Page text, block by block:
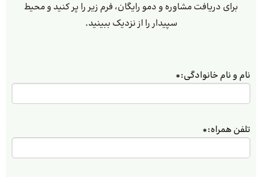
برای دریافت مشاوره و دمو رایگان، فرم زیر را پر کنید و محیط
سپیدار را از نزدیک ببینید.
نام و نام خانوادگی:*
تلفن همراه:*